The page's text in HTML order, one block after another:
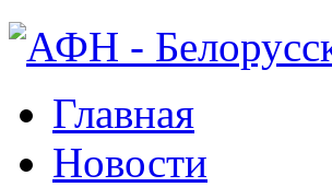
Главная
Новости